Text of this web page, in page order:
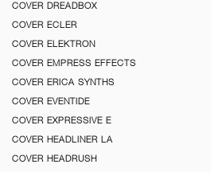
COVER DREADBOX
COVER ECLER
COVER ELEKTRON
COVER EMPRESS EFFECTS
COVER ERICA SYNTHS
COVER EVENTIDE
COVER EXPRESSIVE E
COVER HEADLINER LA
COVER HEADRUSH